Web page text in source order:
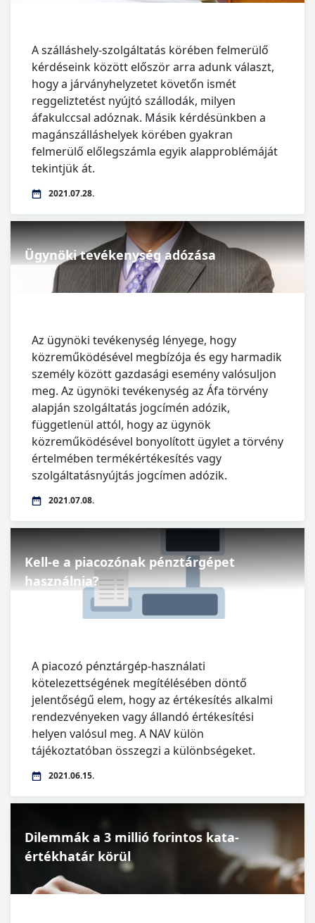
A szálláshely-szolgáltatás körében felmerülő
kérdéseink között először arra adunk választ,
hogy a járványhelyzetet követőn ismét
reggeliztetést nyújtó szállodák, milyen
áfakulccsal adóznak. Másik kérdésünkben a
magánszálláshelyek körében gyakran
felmerülő előlegszámla egyik alapproblémáját
tekintjük át.
2021.07.28.
Ügynöki tevékenység adózása
Az ügynöki tevékenység lényege, hogy
közreműködésével megbízója és egy harmadik
személy között gazdasági esemény valósuljon
meg. Az ügynöki tevékenység az Áfa törvény
alapján szolgáltatás jogcímén adózik,
függetlenül attól, hogy az ügynök
közreműködésével bonyolított ügylet a törvény
értelmében termékértékesítés vagy
szolgáltatásnyújtás jogcímen adózik.
2021.07.08.
Kell-e a piacozónak pénztárgépet
használnia?
A piacozó pénztárgép-használati
kötelezettségének megítélésében döntő
jelentőségű elem, hogy az értékesítés alkalmi
rendezvényeken vagy állandó értékesítési
helyen valósul meg. A NAV külön
tájékoztatóban összegzi a különbségeket.
2021.06.15.
Dilemmák a 3 millió forintos kata-
értékhatár körül